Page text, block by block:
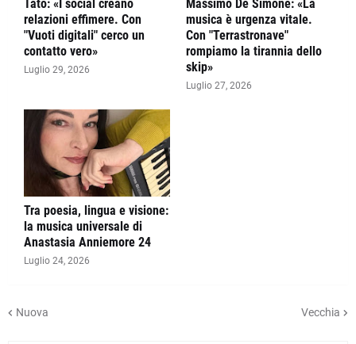
Tato: «I social creano
relazioni effimere. Con
"Vuoti digitali" cerco un
contatto vero»
Luglio 29, 2026
Massimo De Simone: «La
musica è urgenza vitale.
Con "Terrastronave"
rompiamo la tirannia dello
skip»
Luglio 27, 2026
Tra poesia, lingua e visione:
la musica universale di
Anastasia Anniemore 24
Luglio 24, 2026
Nuova Vecchia